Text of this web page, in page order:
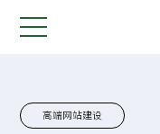
高端网站建设
是我们最重要的工作之一...